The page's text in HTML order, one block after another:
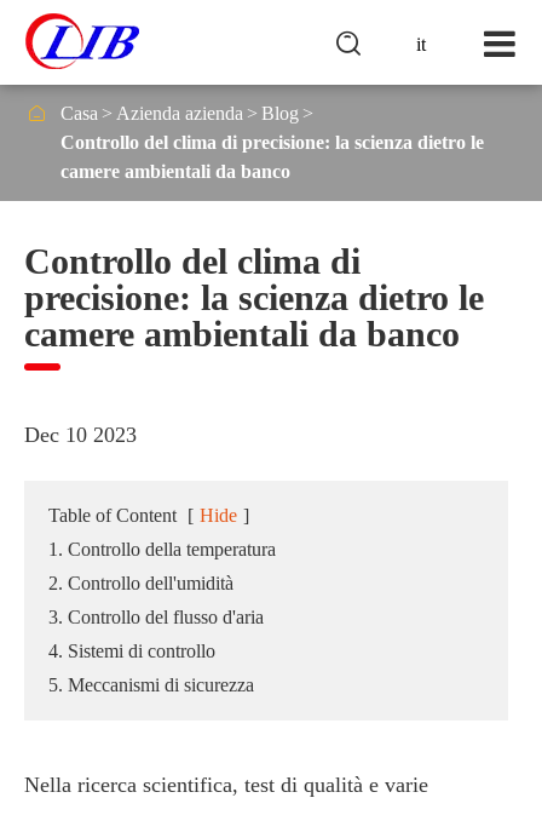
it

 Casa Azienda azienda
Blog
Controllo del clima di precisione: la scienza dietro le
camere ambientali da banco
Controllo del clima di
precisione: la scienza dietro le
camere ambientali da banco
Dec 10 2023
Table of Content [ Hide ]
1. Controllo della temperatura
2. Controllo dell'umidità
3. Controllo del flusso d'aria
4. Sistemi di controllo
5. Meccanismi di sicurezza
Nella ricerca scientifica, test di qualità e varie